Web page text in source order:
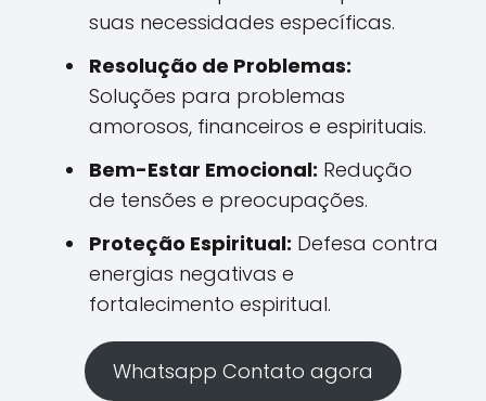
suas necessidades específicas.
Resolução de Problemas:
Soluções para problemas
amorosos, financeiros e espirituais.
Bem-Estar Emocional: Redução
de tensões e preocupações.
Proteção Espiritual: Defesa contra
energias negativas e
fortalecimento espiritual.
Whatsapp Contato agora